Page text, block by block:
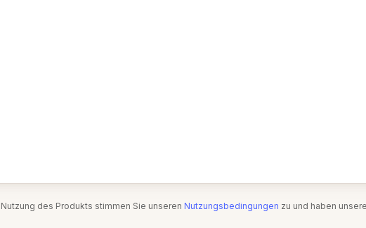
des Produkts stimmen Sie unseren Nutzungsbedingungen zu und haben